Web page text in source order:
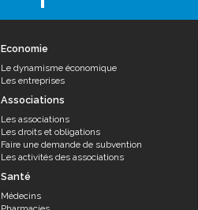
Economie
Le dynamisme économique
Les entreprises
Associations
Les associations
Les droits et obligations
Faire une demande de subvention
Les activités des associations
Santé
Médecins